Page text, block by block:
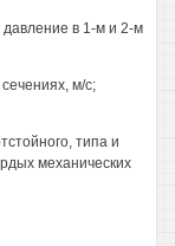
давление в 1-м и 2-м
м/с;
типа и
механических